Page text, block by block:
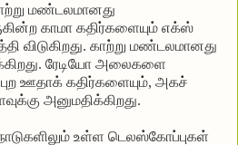
மண்டலமானது
காமா கதிர்களையும் எக்ஸ்
விடுகிறது. காற்று மண்டலமானது
. ரேடியோ அலைகளை
ஊதாக் கதிர்களையும், அகச்
அனுமதிக்கிறது.
உள்ள டெலஸ்கோப்புகள்